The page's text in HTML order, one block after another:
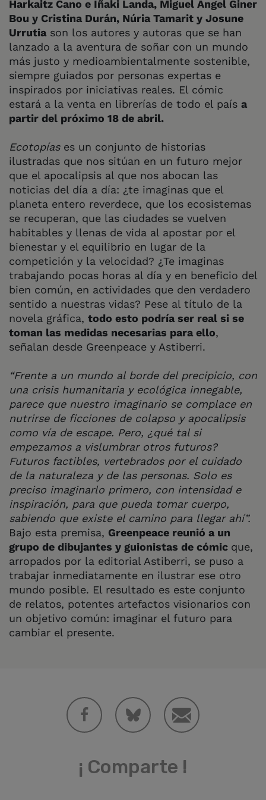
Harkaitz Cano e Iñaki Landa, Miguel Ángel Giner
Bou y Cristina Durán, Núria Tamarit y Josune
Urrutia son los autores y autoras que se han
lanzado a la aventura de soñar con un mundo
más justo y medioambientalmente sostenible,
siempre guiados por personas expertas e
inspirados por iniciativas reales. El cómic
estará a la venta en librerías de todo el país a
partir del próximo 18 de abril.
Ecotopíases un conjunto de historias
ilustradas que nos sitúan en un futuro mejor
que el apocalipsis al que nos abocan las
noticias del día a día: ¿te imaginas que el
planeta entero reverdece, que los ecosistemas
se recuperan, que las ciudades se vuelven
habitables y llenas de vida al apostar por el
bienestar y el equilibrio en lugar de la
competición y la velocidad? ¿Te imaginas
trabajando pocas horas al día y en beneficio del
bien común, en actividades que den verdadero
sentido a nuestras vidas? Pese al título de la
novela gráfica, todo esto podría ser real si se
toman las medidas necesarias para ello,
señalan desde Greenpeace y Astiberri.
“Frente a un mundo al borde del precipicio, con
una crisis humanitaria y ecológica innegable,
parece que nuestro imaginario se complace en
nutrirse de ficciones de colapso y apocalipsis
como vía de escape. Pero, ¿qué tal si
empezamos a vislumbrar otros futuros?
Futuros factibles, vertebrados por el cuidado
de la naturaleza y de las personas. Solo es
preciso imaginarlo primero, con intensidad e
inspiración, para que pueda tomar cuerpo,
sabiendo que existe el camino para llegar ahí”.
Bajo esta premisa, Greenpeace reunió a un
grupo de dibujantes y guionistas de cómic que,
arropados por la editorial Astiberri, se puso a
trabajar inmediatamente en ilustrar ese otro
mundo posible. El resultado es este conjunto
de relatos, potentes artefactos visionarios con
un objetivo común: imaginar el futuro para
cambiar el presente.
¡ Comparte !